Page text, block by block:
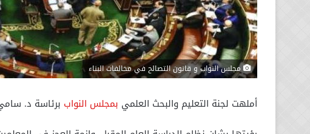
مجلس النواب و قانون التصالح في مخالفات البناء
أملهت لجنة التعليم والبحث العلمي بمجلس النواب برئاسة د. سامي